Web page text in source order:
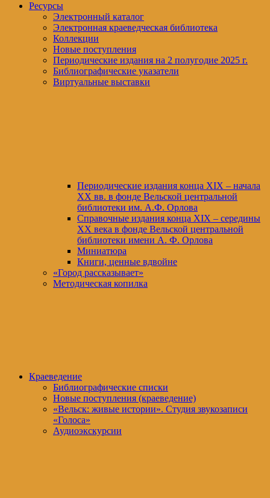
Ресурсы
Электронный каталог
Электронная краеведческая библиотека
Коллекции
Новые поступления
Периодические издания на 2 полугодие 2025 г.
Библиографические указатели
Виртуальные выставки
Периодические издания конца XIХ – начала
XX вв. в фонде Вельской центральной
библиотеки им. А.Ф. Орлова
Справочные издания конца XIX – середины
XX века в фонде Вельской центральной
библиотеки имени А. Ф. Орлова
Миниатюра
Книги, ценные вдвойне
«Город рассказывает»
Методическая копилка
Краеведение
Библиографические списки
Новые поступления (краеведение)
«Вельск: живые истории». Студия звукозаписи
«Голоса»
Аудиоэкскурсии